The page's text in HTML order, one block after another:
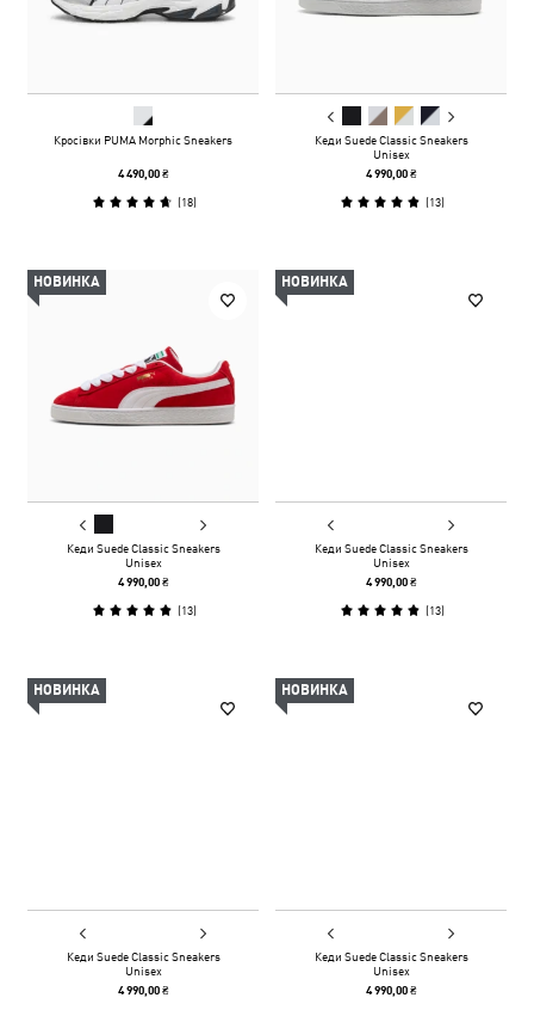
Кросівки PUMA Morphic Sneakers
4 490,00 ₴
(18)
Кеди Suede Classic Sneakers
Unisex
4 990,00 ₴
(13)
НОВИНКА
Кеди Suede Classic Sneakers
Unisex
4 990,00 ₴
(13)
НОВИНКА
Кеди Suede Classic Sneakers
Unisex
4 990,00 ₴
(13)
НОВИНКА
Кеди Suede Classic Sneakers
Unisex
4 990,00 ₴
НОВИНКА
Кеди Suede Classic Sneakers
Unisex
4 990,00 ₴